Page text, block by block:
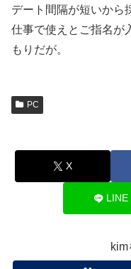
デート間隔が短いから
仕事で使えとご指名が
もりだが。
PC
X
LINE